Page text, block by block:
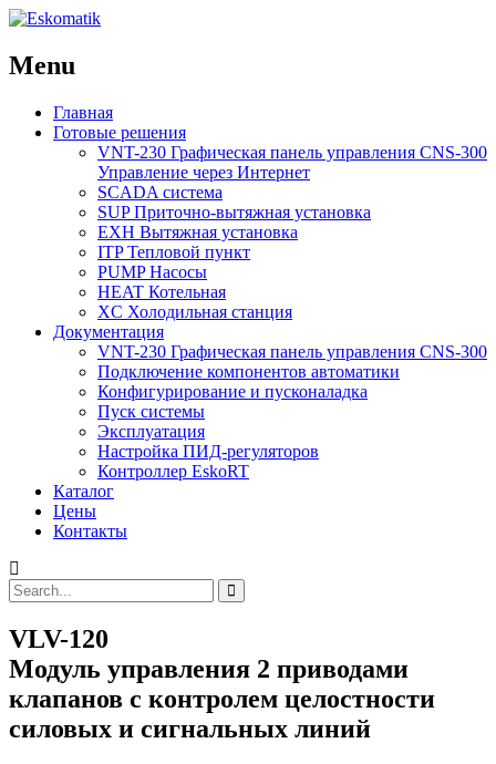
Menu
Главная
Готовые решения
VNT-230 Графическая панель управления CNS-300
Управление через Интернет
SCADA система
SUP Приточно-вытяжная установка
EXH Вытяжная установка
ITP Тепловой пункт
PUMP Насосы
HEAT Котельная
XC Холодильная станция
Документация
VNT-230 Графическая панель управления CNS-300
Подключение компонентов автоматики
Конфигурирование и пусконаладка
Пуск системы
Эксплуатация
Настройка ПИД-регуляторов
Контроллер EskoRT
Каталог
Цены
Контакты
VLV-120
Модуль управления 2 приводами
клапанов с контролем целостности
силовых и сигнальных линий